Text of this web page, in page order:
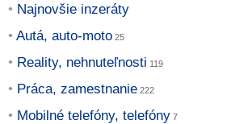
Najnovšie inzeráty
Autá, auto-moto
Reality, nehnuteľnosti
Práca, zamestnanie
Mobilné telefóny, telefóny